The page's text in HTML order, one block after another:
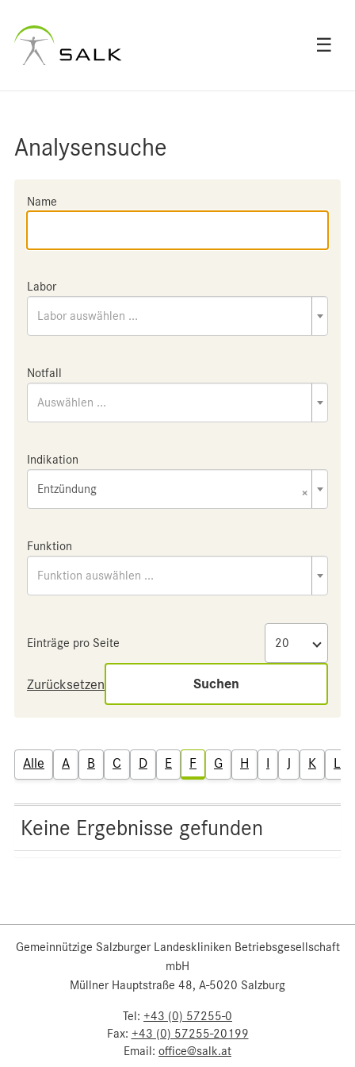
☰
Analysensuche
Name
Labor
Labor auswählen ...
Notfall
Auswählen ...
Indikation
×
Entzündung
Funktion
Funktion auswählen ...
Einträge pro Seite
Zurücksetzen Suchen
Alle A B C D E F G H I J K L
Keine Ergebnisse gefunden
Gemeinnützige Salzburger Landeskliniken Betriebsgesellschaft
mbH
Müllner Hauptstraße 48, A-5020 Salzburg
Tel: +43 (0) 57255-0
Fax: +43 (0) 57255-20199
Email: office@salk.at